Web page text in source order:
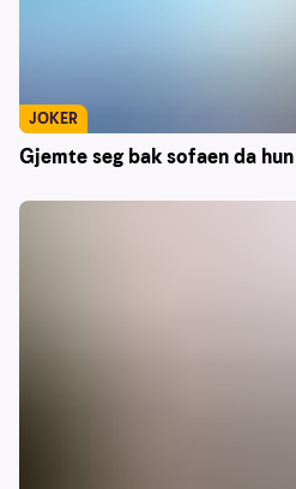
Gjemte seg bak sofaen da
JOKER